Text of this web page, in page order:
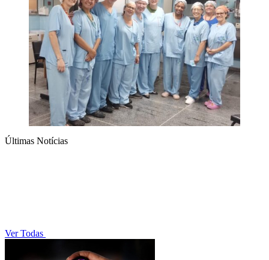
Últimas Notícias
Ver Todas